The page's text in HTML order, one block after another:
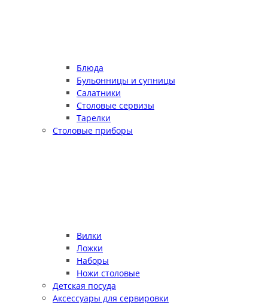
Блюда
Бульонницы и супницы
Салатники
Столовые сервизы
Тарелки
Столовые приборы
Вилки
Ложки
Наборы
Ножи столовые
Детская посуда
Аксессуары для сервировки